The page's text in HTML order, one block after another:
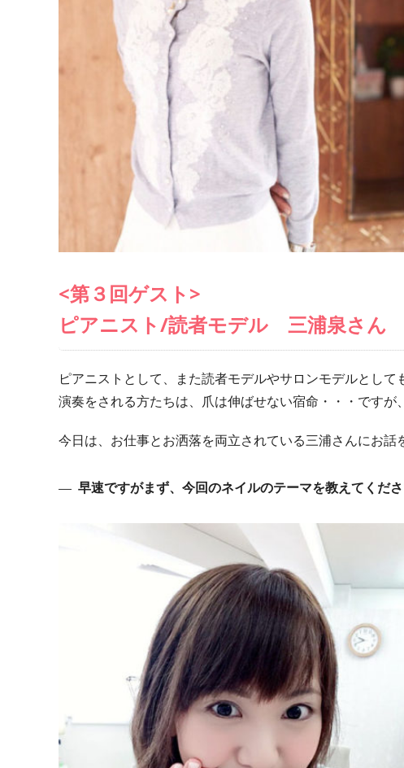
<第３回ゲスト>
ピアニスト/読者モデル 三浦泉さん
ピアニストとして、また読者モデルやサロンモデルとし
演奏をされる方たちは、爪は伸ばせない宿命・・・ですが
今日は、お仕事とお洒落を両立されている三浦さんにお話
早速ですがまず、今回のネイルのテーマを教えてくださ